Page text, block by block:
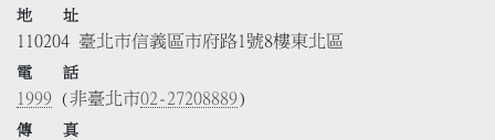
地 址
110204 臺北市信義區市府路1號8樓東北區
電 話
1999 (非臺北市02-27208889)
傳 真